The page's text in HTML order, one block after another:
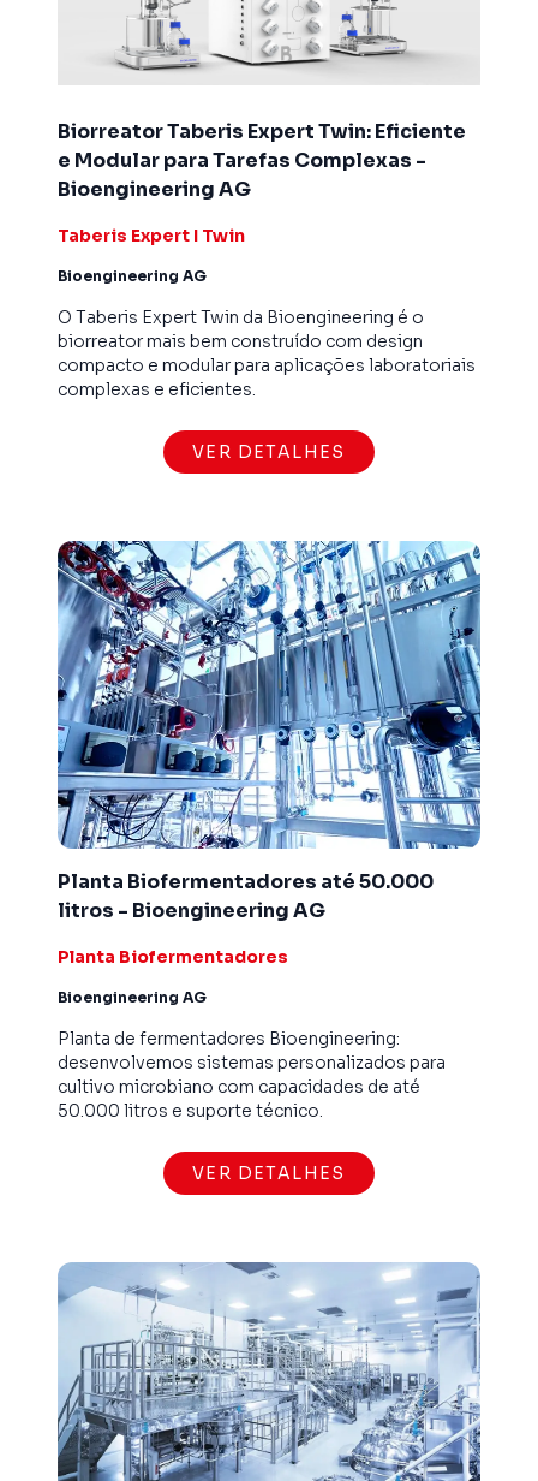
Biorreator Taberis Expert Twin: Eficiente
e Modular para Tarefas Complexas -
Bioengineering AG
Taberis Expert I Twin
Bioengineering AG
O Taberis Expert Twin da Bioengineering é o
biorreator mais bem construído com design
compacto e modular para aplicações laboratoriais
complexas e eficientes.
VER DETALHES
Planta Biofermentadores até 50.000
litros - Bioengineering AG
Planta Biofermentadores
Bioengineering AG
Planta de fermentadores Bioengineering:
desenvolvemos sistemas personalizados para
cultivo microbiano com capacidades de até
50.000 litros e suporte técnico.
VER DETALHES